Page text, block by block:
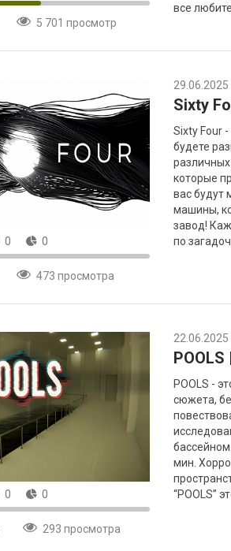
5 701 просмотр
все
0 0
473 просмотра
29.06.2025
Sixty
Sixty Four
будете
которые
вас будут
машины,
завод!
по
0 0
293 просмотра
22.06.2025
POOLS -
сюжета,
мин.
“POOLS”